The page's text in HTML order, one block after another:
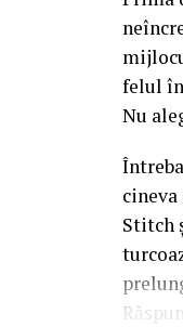
felul
Nu
Stitch